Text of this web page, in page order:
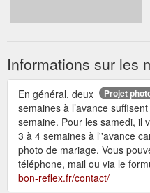
Informations sur les
Projet
En général, deux
semaines à l’avance
semaine. Pour les samedi, il
3 à 4 semaines à l''avance
photo de mariage. Vous
téléphone, mail ou via le
bon-reflex.fr/contact/